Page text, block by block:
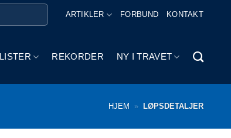
ARTIKLER FORBUND KONTAKT
REKORDER NY I TRAVET
HJEM » LØPSDETALJER